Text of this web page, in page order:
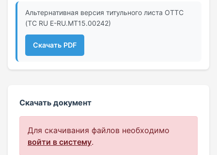
Альтернативная версия титульного листа ОТТС
(ТС RU Е-RU.МТ15.00242)
Скачать PDF
Скачать документ
Для скачивания файлов необходимо
войти в систему.